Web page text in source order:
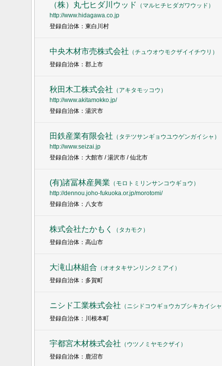
（株）丸七ヒダ川ウッド （ マルヒチヒダガワウッド ）
http://www.hidagawa.co.jp
登録自治体：東白川村
中央木材市売株式会社 （チュウオウモクザイイチウリ ）
登録自治体：郡上市
秋田木工株式会社 （ アキタモッコウ ）
http://www.akitamokko.jp/
登録自治体：湯沢市
田鉄産業有限会社 （ タテツサンギョウユウゲンガイシャ ）
http://www.seizai.jp
登録自治体：大館市 / 湯沢市 / 仙北市
(有)諸冨林産興業 （ モロトミリンサンコウギョウ ）
http://dennou.joho-fukuoka.or.jp/morotomi/
登録自治体：八女市
株式会社たかもく （ タカモク ）
登録自治体：高山市
大滝山林組合 （ オオタキサンリンクミアイ ）
登録自治体：多賀町
ニシド工業株式会社 （ ニシドコウギョウカブシキカイシャ
登録自治体：川根本町
宇都宮木材株式会社 （ ウツノミヤモクザイ ）
登録自治体：鹿沼市